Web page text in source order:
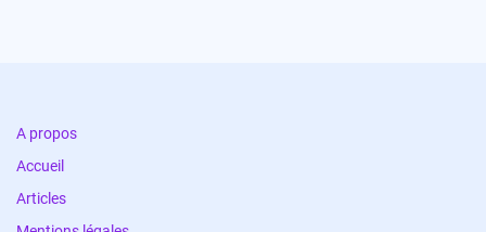
A propos
Accueil
Articles